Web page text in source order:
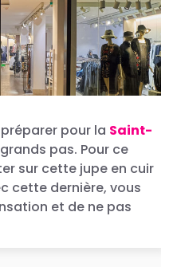
pour la Saint-
pas. Pour ce
sur cette jupe en cuir
cette dernière, vous
et de ne pas